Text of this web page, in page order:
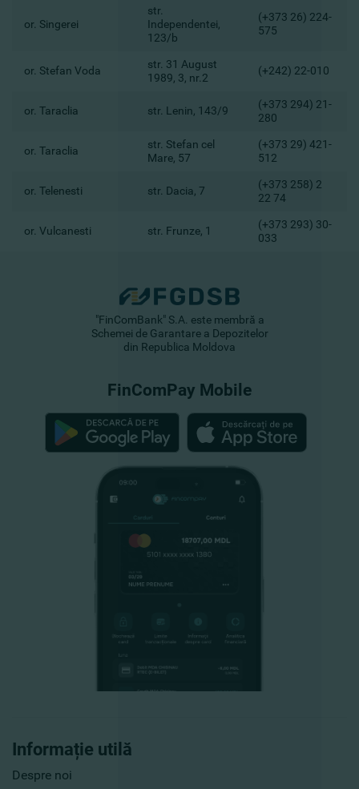
or. Singerei
str.
Independentei,
123/b
(+373 26) 224-
575
or. Stefan Voda
str. 31 August
1989, 3, nr.2
(+242) 22-010
or. Taraclia str. Lenin, 143/9
(+373 294) 21-
280
or. Taraclia
str. Stefan cel
Mare, 57
(+373 29) 421-
512
or. Telenesti str. Dacia, 7
(+373 258) 2
22 74
or. Vulcanesti str. Frunze, 1
(+373 293) 30-
033
Informație utilă
Despre noi
"FinComBank" S.A. este membră a
Schemei de Garantare a Depozitelor
din Republica Moldova
FinComPay Mobile